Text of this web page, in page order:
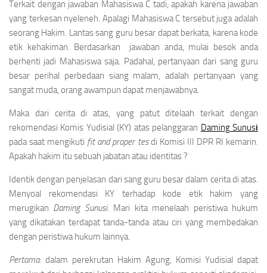
Terkait dengan jawaban Mahasiswa C tadi, apakah karena jawaban
yang terkesan nyeleneh. Apalagi Mahasiswa C tersebut juga adalah
seorang Hakim. Lantas sang guru besar dapat berkata, karena kode
etik kehakiman. Berdasarkan jawaban anda, mulai besok anda
berhenti jadi Mahasiswa saja. Padahal, pertanyaan dari sang guru
besar perihal perbedaan siang malam, adalah pertanyaan yang
sangat muda, orang awampun dapat menjawabnya.
Maka dari cerita di atas, yang patut ditelaah terkait dengan
rekomendasi Komis Yudisial (KY) atas pelanggaran Daming Sunusi
pada saat mengikuti fit and proper tesdi Komisi III DPR RI kemarin.
Apakah hakim itu sebuah jabatan atau identitas ?
Identik dengan penjelasan dari sang guru besar dalam cerita di atas.
Menyoal rekomendasi KY terhadap kode etik hakim yang
merugikan Daming Sunusi. Mari kita menelaah peristiwa hukum
yang dikatakan terdapat tanda-tanda atau ciri yang membedakan
dengan peristiwa hukum lainnya.
Pertama: dalam perekrutan Hakim Agung, Komisi Yudisial dapat